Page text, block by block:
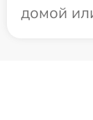
домой